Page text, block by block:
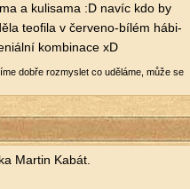
a ku­li­sa­ma :D navíc kdo by
te­o­fi­la v čer­ve­no-bí­lém há­bi­
kom­bi­na­ce xD
dobře roz­mys­let co udě­lá­me, může se
Mar­tin Kabát.